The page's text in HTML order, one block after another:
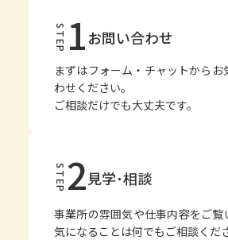
STEP 1お問い合わせ
まずはフォーム・チャットからお
わせください。
ご相談だけでも大丈夫です。
STEP2見学･相談
事業所の雰囲気や仕事内容をご覧
気になることは何でもご相談くだ